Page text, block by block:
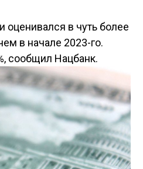
оценивался в чуть более
в начале 2023-го.
сообщил Нацбанк.